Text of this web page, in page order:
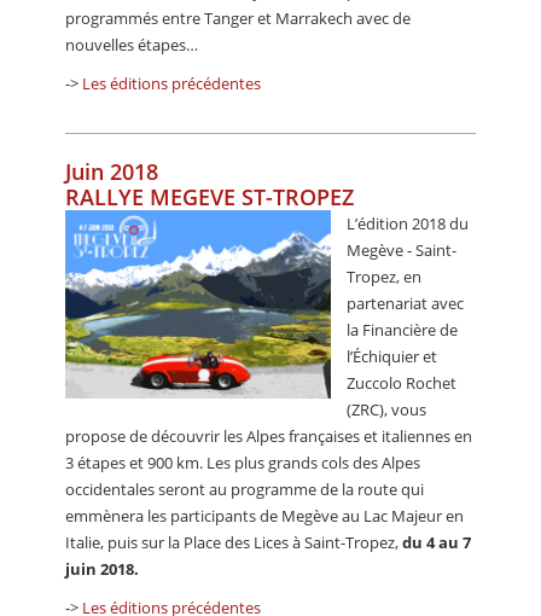
programmés entre Tanger et Marrakech avec de
nouvelles étapes…
-> Les éditions précédentes
Juin 2018
RALLYE MEGEVE ST-TROPEZ
L’édition 2018 du
Megève - Saint-
Tropez, en
partenariat avec
la Financière de
l’Échiquier et
Zuccolo Rochet
(ZRC), vous
propose de découvrir les Alpes françaises et italiennes en
3 étapes et 900 km. Les plus grands cols des Alpes
occidentales seront au programme de la route qui
emmènera les participants de Megève au Lac Majeur en
Italie, puis sur la Place des Lices à Saint-Tropez,du 4 au 7
juin 2018.
-> Les éditions précédentes